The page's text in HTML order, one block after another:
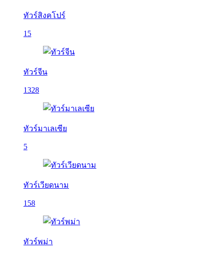
ทัวร์สิงคโปร์
15
ทัวร์จีน
1328
ทัวร์มาเลเซีย
5
ทัวร์เวียดนาม
158
ทัวร์พม่า